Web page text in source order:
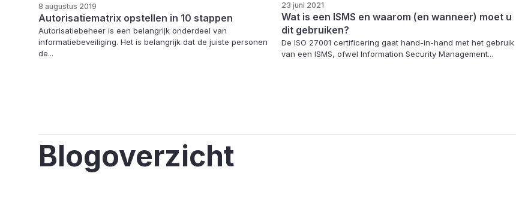
8 augustus 2019
Autorisatiematrix opstellen in 10 stappen
Autorisatiebeheer is een belangrijk onderdeel van
informatiebeveiliging. Het is belangrijk dat de juiste personen
de...
23 juni 2021
Wat is een ISMS en waarom (en wanneer) moet u
dit gebruiken?
De ISO 27001 certificering gaat hand-in-hand met het gebruik
van een ISMS, ofwel Information Security Management...
Blogoverzicht